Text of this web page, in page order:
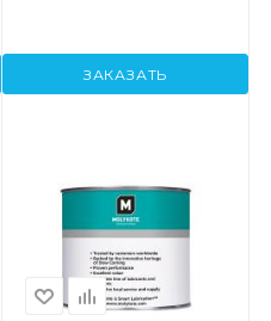
ЗАКАЗАТЬ